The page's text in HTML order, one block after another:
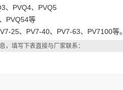
、PVQ4、PVQ5
PVQ54等
25、PV7-40、PV7-63、PV7100等。
，填写下表直接与厂家联系：